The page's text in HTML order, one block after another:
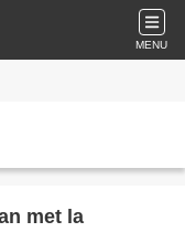
MENU
met la